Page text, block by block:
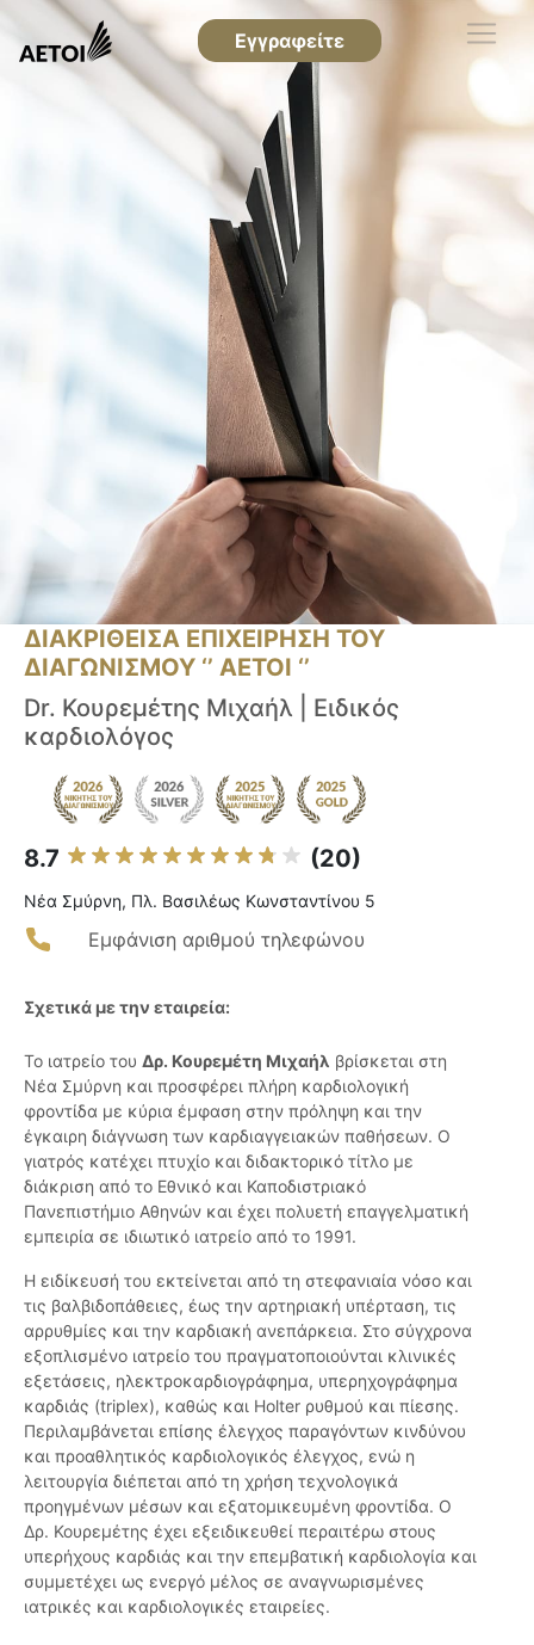
Εγγραφείτε
ΔΙΑΚΡΙΘΕΙΣΑ ΕΠΙΧΕΙΡΗΣΗ ΤΟΥ
ΔΙΑΓΩΝΙΣΜΟΥ ‘’ ΑΕΤΟΙ ‘’
Dr. Κουρεμέτης Μιχαήλ | Ειδικός
καρδιολόγος
8.7 (20)
Νέα Σμύρνη, Πλ. Βασιλέως Κωνσταντίνου 5
Εμφάνιση αριθμού τηλεφώνου
Σχετικά με την εταιρεία:
Το ιατρείο του Δρ. Κουρεμέτη Μιχαήλ βρίσκεται στη
Νέα Σμύρνη και προσφέρει πλήρη καρδιολογική
φροντίδα με κύρια έμφαση στην πρόληψη και την
έγκαιρη διάγνωση των καρδιαγγειακών παθήσεων. Ο
γιατρός κατέχει πτυχίο και διδακτορικό τίτλο με
διάκριση από το Εθνικό και Καποδιστριακό
Πανεπιστήμιο Αθηνών και έχει πολυετή επαγγελματική
εμπειρία σε ιδιωτικό ιατρείο από το 1991.
Η ειδίκευσή του εκτείνεται από τη στεφανιαία νόσο και
τις βαλβιδοπάθειες, έως την αρτηριακή υπέρταση, τις
αρρυθμίες και την καρδιακή ανεπάρκεια. Στο σύγχρονα
εξοπλισμένο ιατρείο του πραγματοποιούνται κλινικές
εξετάσεις, ηλεκτροκαρδιογράφημα, υπερηχογράφημα
καρδιάς (triplex), καθώς και Holter ρυθμού και πίεσης.
Περιλαμβάνεται επίσης έλεγχος παραγόντων κινδύνου
και προαθλητικός καρδιολογικός έλεγχος, ενώ η
λειτουργία διέπεται από τη χρήση τεχνολογικά
προηγμένων μέσων και εξατομικευμένη φροντίδα. Ο
Δρ. Κουρεμέτης έχει εξειδικευθεί περαιτέρω στους
υπερήχους καρδιάς και την επεμβατική καρδιολογία και
συμμετέχει ως ενεργό μέλος σε αναγνωρισμένες
ιατρικές και καρδιολογικές εταιρείες.